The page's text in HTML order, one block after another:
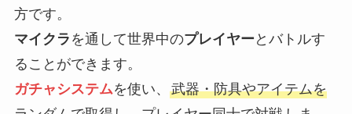
方です。
マイクラ を通して世界中のプレイヤー とバトルす
ることができます。
ガチャシステムを使い、 武器・防具やアイテムを